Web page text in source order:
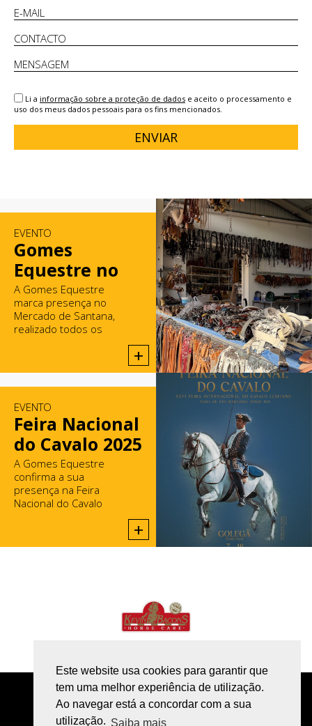
Este website usa cookies para garantir que
tem uma melhor experiência de utilização.
Ao navegar está a concordar com a sua
utilização. Saiba mais
Li a informação sobre a proteção de dados e aceito o processamento e
uso dos meus dados pessoais para os fins mencionados.
ENVIAR
EVENTO
Gomes
Equestre no
Mercado de
Santana
A Gomes Equestre
marca presença no
Mercado de Santana,
realizado todos os
+
EVENTO
Feira Nacional
do Cavalo 2025
A Gomes Equestre
confirma a sua
presença na Feira
Nacional do Cavalo
+
POLÍTICA DE PRIVACIDADE
LIVRO DE RECLAMAÇÕES ONLINE